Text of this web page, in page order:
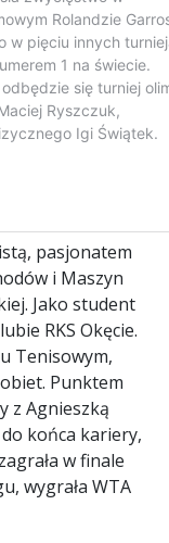
pasjonatem
i Maszyn
Jako student
RKS Okęcie.
Tenisowym,
Punktem
z Agnieszką
końca kariery,
w finale
wygrała WTA